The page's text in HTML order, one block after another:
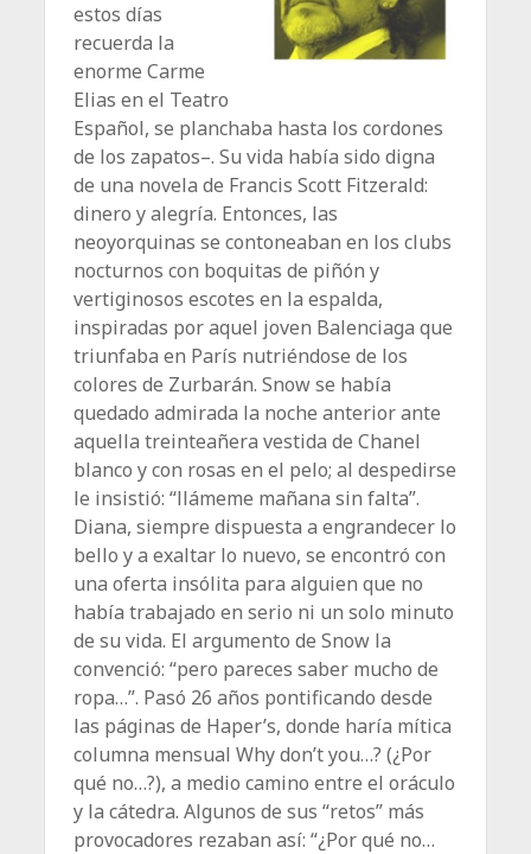
estos días
recuerda la
enorme Carme
Elias en el Teatro
Español, se planchaba hasta los cordones
de los zapatos–. Su vida había sido digna
de una novela de Francis Scott Fitzerald:
dinero y alegría. Entonces, las
neoyorquinas se contoneaban en los clubs
nocturnos con boquitas de piñón y
vertiginosos escotes en la espalda,
inspiradas por aquel joven Balenciaga que
triunfaba en París nutriéndose de los
colores de Zurbarán. Snow se había
quedado admirada la noche anterior ante
aquella treinteañera vestida de Chanel
blanco y con rosas en el pelo; al despedirse
le insistió: “llámeme mañana sin falta”.
Diana, siempre dispuesta a engrandecer lo
bello y a exaltar lo nuevo, se encontró con
una oferta insólita para alguien que no
había trabajado en serio ni un solo minuto
de su vida. El argumento de Snow la
convenció: “pero pareces saber mucho de
ropa…”. Pasó 26 años pontificando desde
las páginas de Haper’s, donde haría mítica
columna mensual Why don’t you…? (¿Por
qué no…?), a medio camino entre el oráculo
y la cátedra. Algunos de sus “retos” más
provocadores rezaban así: “¿Por qué no…